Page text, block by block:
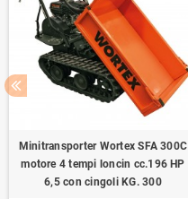
Minitransporter Wortex SFA 300C
motore 4 tempi loncin cc.196 HP
6,5 con cingoli KG. 300